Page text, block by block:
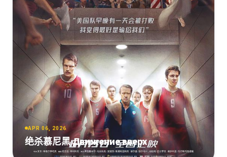
APR 06, 2026
绝杀慕尼黑 Движение вверх